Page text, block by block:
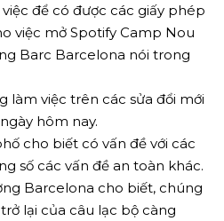
để có được các giấy phép
việc mở Spotify Camp Nou
Barc Barcelona nói trong
làm việc trên các sửa đổi mới
hôm nay.
cho biết có vấn đề với các
số các vấn đề an toàn khác.
Barcelona cho biết, chúng
lại của câu lạc bộ càng